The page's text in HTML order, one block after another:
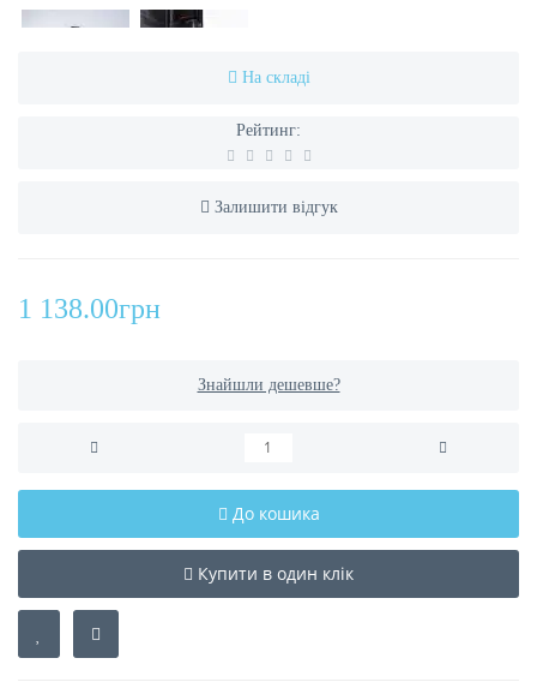
На складі
Рейтинг:
Залишити відгук
1 138.00грн
Знайшли дешевше?
До кошика
Купити в один клік